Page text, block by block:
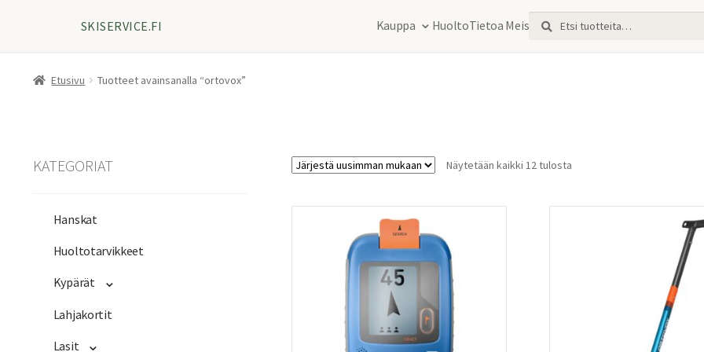
SKISERVICE.FI Kauppa HuoltoTietoa MeistäEtsi:
Haku
Etusivu Tuotteet avainsanalla “ortovox”
Näytetään kaikki 12 tulostaSorted
KATEGORIAT
Hanskat
Huoltotarvikkeet
Kypärät
Lahjakortit
Lasit